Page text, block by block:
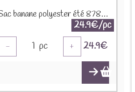
Sac banane polyester été 87808 Noir
24.9€/pc
- 1 pc + 24.9€